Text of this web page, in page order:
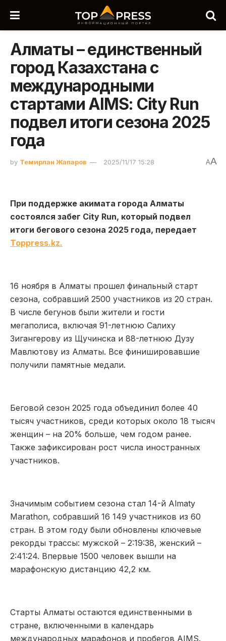
Алматы – единственный
город Казахстана с
международными
стартами AIMS: City Run
подвел итоги сезона 2025
года
by Темирлан Жапаров 2025/11/17 15:28 AA
При поддержке акимата города Алматы
состоялся забег City Run, который подвел
итоги бегового сезона 2025 года, передает
Toppress.kz.
16 ноября в Алматы прошел финальный старт
сезона, собравший 2500 участников из 20 стран.
В числе бегунов были жители и гости
мегаполиса, включая 91-летнюю Салиху
Зигангерову из Щучинска и 88-летнюю Дузу
Мавлютову из Алматы. Все финишировавшие
получили памятные медали.
Беговой сезон 2025 года объединил более 40
тысяч участников, среди которых около 18 тысяч
женщин – на 20% больше, чем годом ранее.
Также зафиксирован рост числа иностранных
участников.
Значимым событием сезона стал 14-й Almaty
Marathon, собравший 16 149 участников из 60
стран. В этом году были обновлены ключевые
рекорды трассы: мужской – 2:19:38, женский –
2:41:24. Впервые 1500 человек вышли на
марафонскую дистанцию 42,2 км.
Старты Алматы остаются единственными в
стране, включенными в календарь
международных марафонов и пробегов AIMS.